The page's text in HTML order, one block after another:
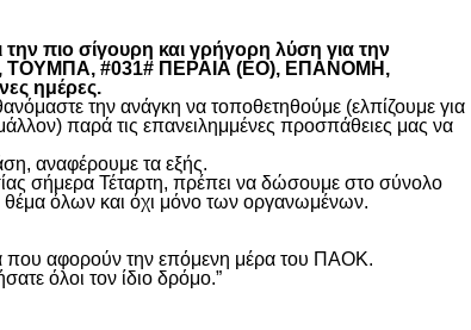
πιο σίγουρη και γρήγορη λύση για την
ΤΟΥΜΠΑ, #031# ΠΕΡΑΙΑ (ΕΟ), ΕΠΑΝΟΜΗ,
ημέρες.
την ανάγκη να τοποθετηθούμε (ελπίζουμε για
παρά τις επανειλημμένες προσπάθειες μας να
αναφέρουμε τα εξής.
σήμερα Τέταρτη, πρέπει να δώσουμε στο σύνολο
θέμα όλων και όχι μόνο των οργανωμένων.
που αφορούν την επόμενη μέρα του ΠΑΟΚ.
όλοι τον ίδιο δρόμο.”